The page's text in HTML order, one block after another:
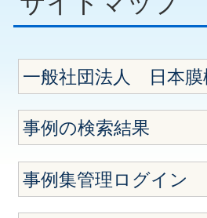
一般社団法人 日本膜
事例の検索結果
事例集管理ログイン